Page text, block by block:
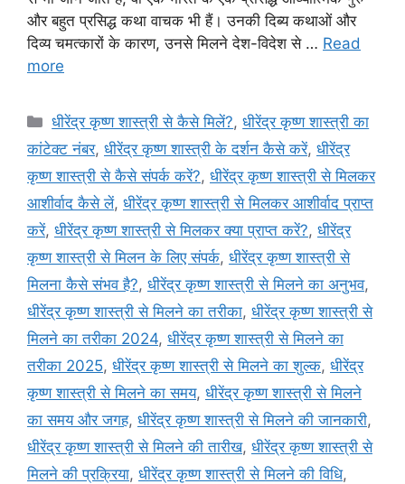
और बहुत प्रसिद्ध कथा वाचक भी हैं। उनकी दिब्य कथाओं और
दिव्य चमत्कारों के कारण, उनसे मिलने देश-विदेश से … Read
more
Categories
धीरेंद्र कृष्ण शास्त्री से कैसे मिलें?,धीरेंद्र कृष्ण शास्त्री का
कांटेक्ट नंबर, धीरेंद्र कृष्ण शास्त्री के दर्शन कैसे करें, धीरेंद्र
कृष्ण शास्त्री से कैसे संपर्क करें?, धीरेंद्र कृष्ण शास्त्री से मिलकर
आशीर्वाद कैसे लें, धीरेंद्र कृष्ण शास्त्री से मिलकर आशीर्वाद प्राप्त
करें, धीरेंद्र कृष्ण शास्त्री से मिलकर क्या प्राप्त करें?, धीरेंद्र
कृष्ण शास्त्री से मिलन के लिए संपर्क, धीरेंद्र कृष्ण शास्त्री से
मिलना कैसे संभव है?, धीरेंद्र कृष्ण शास्त्री से मिलने का अनुभव,
धीरेंद्र कृष्ण शास्त्री से मिलने का तरीका, धीरेंद्र कृष्ण शास्त्री से
मिलने का तरीका 2024, धीरेंद्र कृष्ण शास्त्री से मिलने का
तरीका 2025, धीरेंद्र कृष्ण शास्त्री से मिलने का शुल्क, धीरेंद्र
कृष्ण शास्त्री से मिलने का समय, धीरेंद्र कृष्ण शास्त्री से मिलने
का समय और जगह, धीरेंद्र कृष्ण शास्त्री से मिलने की जानकारी,
धीरेंद्र कृष्ण शास्त्री से मिलने की तारीख, धीरेंद्र कृष्ण शास्त्री से
मिलने की प्रक्रिया, धीरेंद्र कृष्ण शास्त्री से मिलने की विधि,